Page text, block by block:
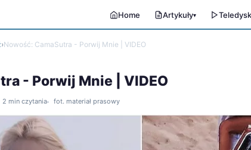
Home Artykuły▾
›Nowość: CamaSutra - Porwij Mnie | VIDEO
- Porwij Mnie | VIDEO
2 min czytania fot. materiał prasowy